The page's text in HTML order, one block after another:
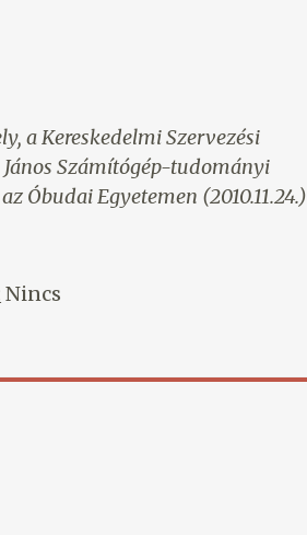
a Kereskedelmi Szervezési
Számítógép-tudományi
Óbudai Egyetemen (2010.11.24.)
Nincs